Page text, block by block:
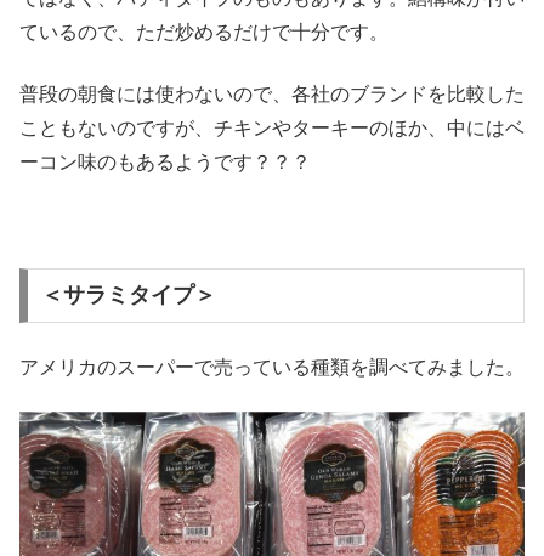
ているので、ただ炒めるだけで十分です。
普段の朝食には使わないので、各社のブランドを比較した
こともないのですが、チキンやターキーのほか、中にはベ
ーコン味のもあるようです？？？
＜サラミタイプ＞
アメリカのスーパーで売っている種類を調べてみました。